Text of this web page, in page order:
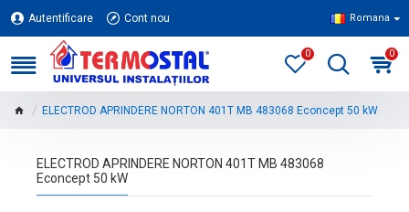
Autentificare Cont nou Romana
0 0
ELECTROD APRINDERE NORTON 401T MB 483068 Econcept 50 kW
ELECTROD APRINDERE NORTON 401T MB 483068
Econcept 50 kW